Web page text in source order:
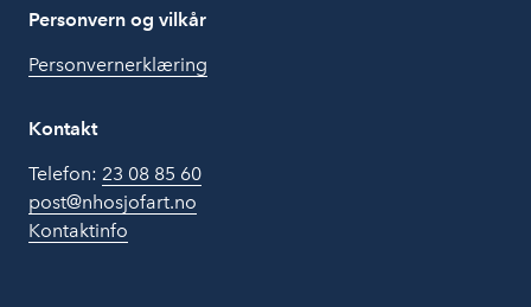
Personvern og vilkår
Personvernerklæring
Kontakt
Telefon: 23 08 85 60
post@nhosjofart.no
Kontaktinfo